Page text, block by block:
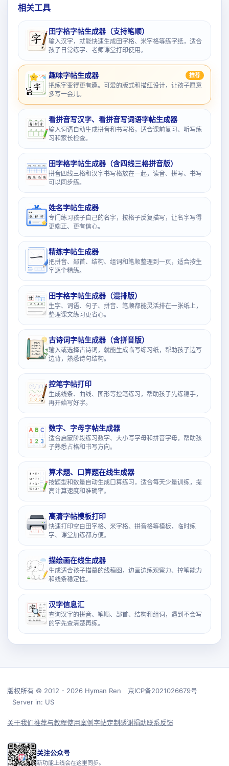
相关工具
田字格字帖生成器（支持笔顺）
输入汉字，就能快速生成田字格、米字格等练字纸，适合
孩子日常练字、老师课堂打印使用。
趣味字帖生成器 推荐
把练字变得更有趣。可爱的版式和描红设计，让孩子愿意
多写一会儿。
看拼音写汉字、看拼音写词语字帖生成器
输入词语自动生成拼音和书写格，适合课前复习、听写练
习和家长检查。
田字格字帖生成器（含四线三格拼音版）
拼音四线三格和汉字书写格放在一起，读音、拼写、书写
可以同步练。
姓名字帖生成器
专门练习孩子自己的名字，按格子反复描写，让名字写得
更端正、更有信心。
精练字帖生成器
把拼音、部首、结构、组词和笔顺整理到一页，适合按生
字逐个精练。
田字格字帖生成器（混排版）
生字、词语、句子、拼音、笔顺都能灵活排在一张纸上，
整理课文练习更省心。
古诗词字帖生成器（含拼音版）
输入或选择古诗词，就能生成临写练习纸，帮助孩子边写
边背，熟悉诗句结构。
控笔字帖打印
生成线条、曲线、图形等控笔练习，帮助孩子先练稳手，
再开始写好字。
数字、字母字帖生成器
适合启蒙阶段练习数字、大小写字母和拼音字母，帮助孩
子熟悉占格和书写方向。
算术题、口算题在线生成器
按题型和数量自动生成口算练习，适合每天少量训练，提
高计算速度和准确率。
高清字帖模板打印
快速打印空白田字格、米字格、拼音格等模板，临时练
字、课堂加练都方便。
描绘画在线生成器
生成适合孩子描摹的线稿图，边画边练观察力、控笔能力
和线条稳定性。
汉字信息汇
查询汉字的拼音、笔顺、部首、结构和组词，遇到不会写
的字先查清楚再练。
版权所有 © 2012 - 2026 Hyman Ren 京ICP备2021026679号
Server in: US
关于我们推荐与教程使用案例字帖定制感谢捐助联系反馈
关注公众号
新功能上线会在这里同步。